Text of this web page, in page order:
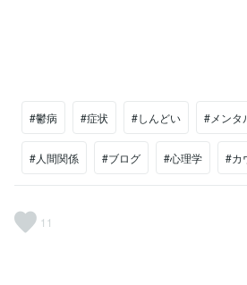
#鬱病 #症状 #しんどい #メンタ
#人間関係 #ブログ #心理学 #カ
11